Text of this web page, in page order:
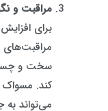
مراقبت و
برای
مراقبت‌های
سخت و
کند. مسواک
می‌تواند به